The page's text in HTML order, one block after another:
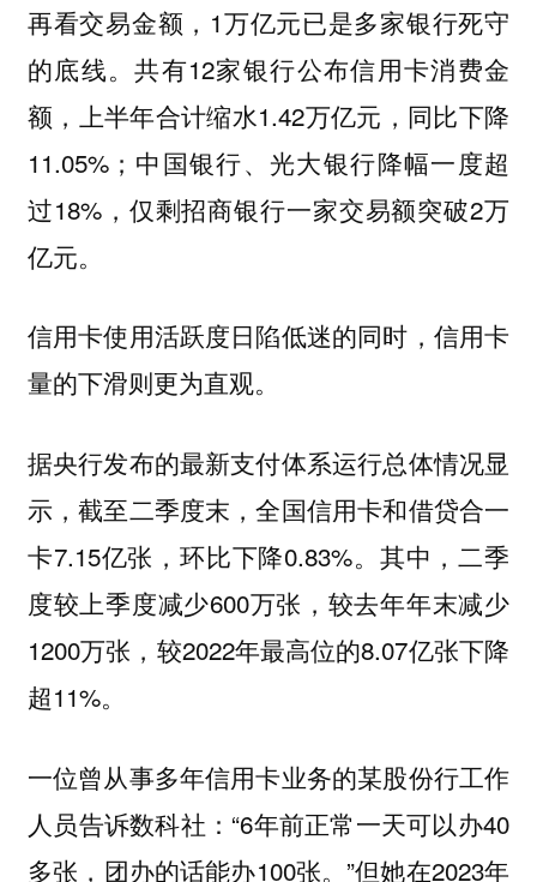
再看交易金额，1万亿元已是多家银行死守
的底线。共有12家银行公布信用卡消费金
额，上半年合计缩水1.42万亿元，同比下降
11.05%；中国银行、光大银行降幅一度超
过18%，仅剩招商银行一家交易额突破2万
亿元。
信用卡使用活跃度日陷低迷的同时，信用卡
量的下滑则更为直观。
据央行发布的最新支付体系运行总体情况显
示，截至二季度末，全国信用卡和借贷合一
卡7.15亿张，环比下降0.83%。其中，二季
度较上季度减少600万张，较去年年末减少
1200万张，较2022年最高位的8.07亿张下降
超11%。
一位曾从事多年信用卡业务的某股份行工作
人员告诉数科社：“6年前正常一天可以办40
多张，团办的话能办100张。”但她在2023年